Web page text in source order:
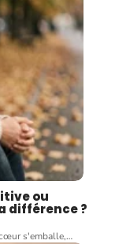
ou
différence ?
s'emballe,…